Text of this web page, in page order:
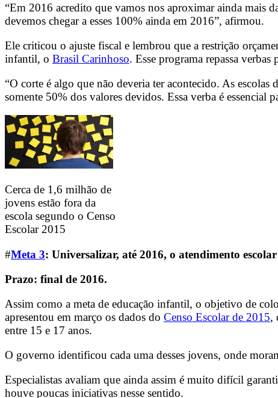
“Em 2016 acredito que vamos nos aproximar ainda mais
devemos chegar a esses 100% ainda em 2016”, afirmou.
Ele criticou o ajuste fiscal e lembrou que a restrição
infantil, o Brasil Carinhoso. Esse programa repassa
“O corte é algo que não deveria ter acontecido. As
somente 50% dos valores devidos. Essa verba é essencial
Cerca de 1,6 milhão de
jovens estão fora da
escola segundo o Censo
Escolar 2015
#Meta 3: Universalizar, até 2016, o atendimento
Prazo: final de 2016.
Assim como a meta de educação infantil, o objetivo de
apresentou em março os dados do Censo Escolar de 2015,
entre 15 e 17 anos.
O governo identificou cada uma desses jovens, onde
Especialistas avaliam que ainda assim é muito difícil
houve poucas iniciativas nesse sentido.